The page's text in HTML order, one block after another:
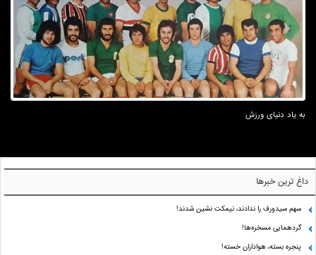
به یاد دنیای ورزش
داغ ترین خبرها
سهم سیدورف را ندادند، نیمکت نشین شدند!
گردهمایی مسخره‌ها!
پنجره بسته، هواداران خسته!